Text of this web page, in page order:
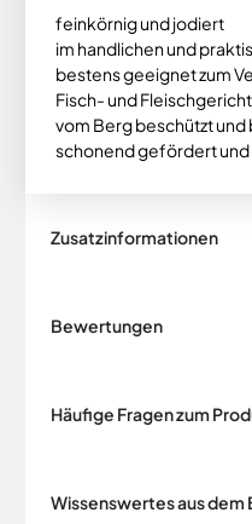
feinkörnig und jodiert
im handlichen und
bestens geeignet zum
Fisch- und
vom Berg beschützt und
schonend gefördert
Zusatzinformationen
Bewertungen
Häufige Fragen zum
Wissenswertes aus dem